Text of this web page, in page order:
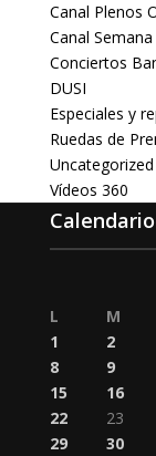
Canal Plenos
Canal
Conciertos
DUSI
Especiales y
Ruedas de
Uncategorized
Vídeos 360
L
M
1
2
8
9
15
16
22
23
29
30